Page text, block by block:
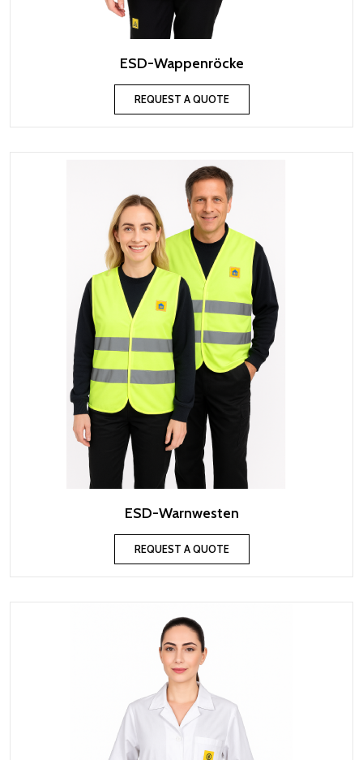
ESD-Wappenröcke
REQUEST A QUOTE
ESD-Warnwesten
REQUEST A QUOTE